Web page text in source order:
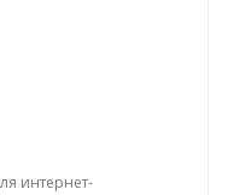
интернет-